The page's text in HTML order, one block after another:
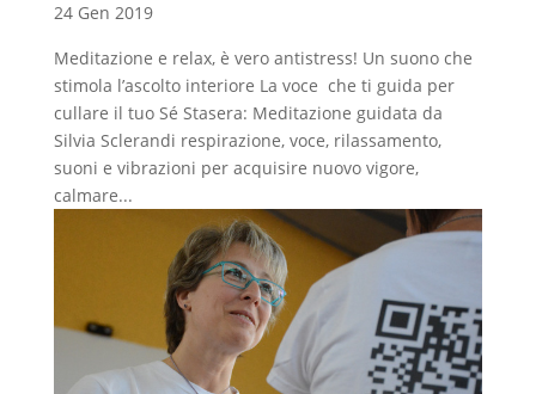
24 Gen 2019
Meditazione e relax, è vero antistress! Un suono che
stimola l’ascolto interiore La voce che ti guida per
cullare il tuo Sé Stasera: Meditazione guidata da
Silvia Sclerandi respirazione, voce, rilassamento,
suoni e vibrazioni per acquisire nuovo vigore,
calmare...